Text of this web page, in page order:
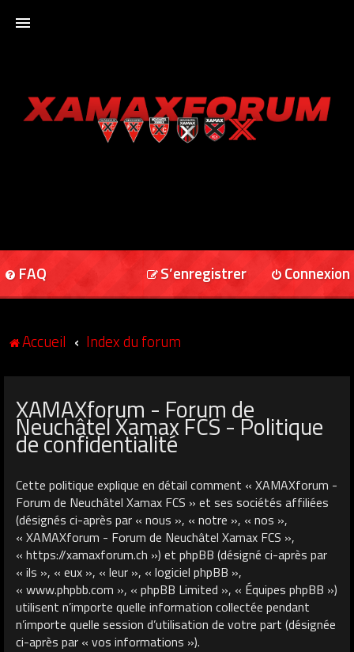
XAMAXFORUM
FAQ Connexion
S’enregistrer
Accueil Index du forum
XAMAXforum - Forum de
Neuchâtel Xamax FCS - Politique
de confidentialité
Cette politique explique en détail comment « XAMAXforum -
Forum de Neuchâtel Xamax FCS » et ses sociétés affiliées
(désignés ci-après par « nous », « notre », « nos »,
« XAMAXforum - Forum de Neuchâtel Xamax FCS »,
« https://xamaxforum.ch ») et phpBB (désigné ci-après par
« ils », « eux », « leur », « logiciel phpBB »,
« www.phpbb.com », « phpBB Limited », « Équipes phpBB »)
utilisent n’importe quelle information collectée pendant
n’importe quelle session d’utilisation de votre part (désignée
ci-après par « vos informations »).